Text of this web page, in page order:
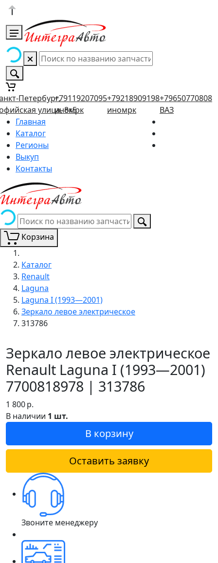
Петербург,
улица, 8к5
+79119207095
иномрк
+79218909198
иномрк
+79650770808
ВАЗ
Главная
Каталог
Регионы
Выкуп
Контакты
Корзина
Каталог
Renault
Laguna
Laguna I (1993—2001)
Зеркало левое электрическое
313786
Зеркало левое электрическое
Renault Laguna I (1993—2001)
7700818978 | 313786
1 800р.
В наличии 1 шт.
В корзину
Оставить заявку
Звоните менеджеру